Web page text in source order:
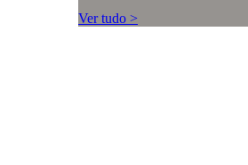
Ver tudo >